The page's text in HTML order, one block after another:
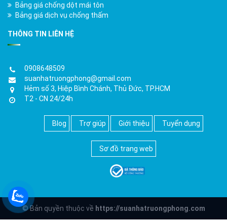
Bảng giá chống dột mái tôn
Bảng giá dịch vụ chống thấm
THÔNG TIN LIÊN HỆ
0908648509
suanhatruongphong@gmail.com
Hẻm số 3, Hiệp Bình Chánh, Thủ Đức, TP.HCM
T2 - CN 24/24h
Blog Trợ giúp Giới thiệu Tuyển dụng
Sơ đồ trang web
© Bản quyền thuộc về https://suanhatruongphong.com